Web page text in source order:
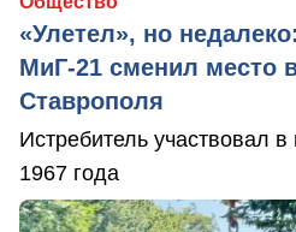
«Улетел», но
МиГ-21 сменил место
Ставрополя
Истребитель участвовал
1967 года